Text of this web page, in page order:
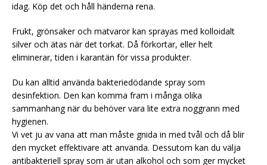
idag. Köp det och håll händerna rena.
Frukt, grönsaker och matvaror kan sprayas med kolloidalt
silver och ätas när det torkat. Då förkortar, eller helt
eliminerar, tiden i karantän för vissa produkter.
Du kan alltid använda bakteriedödande spray som
desinfektion. Den kan komma fram i många olika
sammanhang när du behöver vara lite extra noggrann med
hygienen.
Vi vet ju av vana att man måste gnida in med tvål och då blir
den mycket effektivare att använda. Dessutom kan du välja
antibakteriell spray som är utan alkohol och som ger mycket